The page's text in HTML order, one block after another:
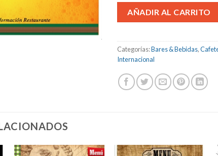
AÑADIR AL CARRITO
Categorías:Bares & Bebidas,
Internacional